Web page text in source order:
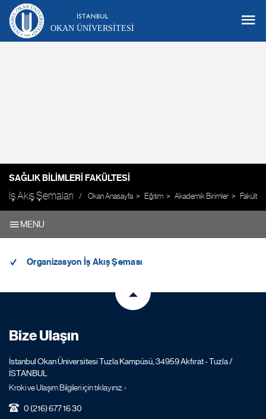
OKAN ÜNIVERSITESI
SAĞLIK BILIMLERI FAKÜLTESI
İş Akış Şemaları Okan Anasayfa Eğitim Akademik Birimler
MENU
Organizasyon İş Akış Şeması
Bize Ulaşın
İstanbul Okan Üniversitesi Tuzla Kampüsü, 34959 Akfırat - Tuzla /
İSTANBUL
Kroki ve Ulaşım Bilgileri için tıklayınız. ›
0 (216) 677 16 30